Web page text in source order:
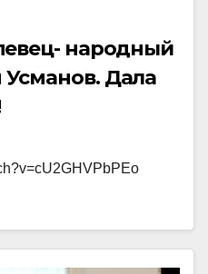
народный
Дала